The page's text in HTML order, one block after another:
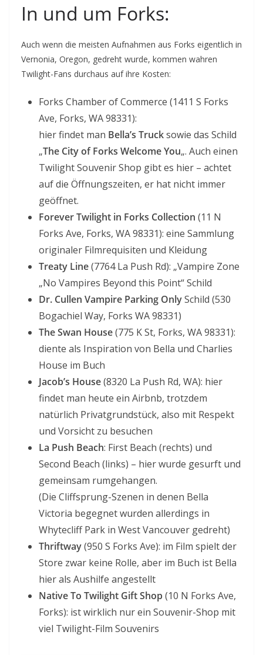
In und um Forks:
Auch wenn die meisten Aufnahmen aus Forks eigentlich in
Vernonia, Oregon, gedreht wurde, kommen wahren
Twilight-Fans durchaus auf ihre Kosten:
Forks Chamber of Commerce (1411 S Forks
Ave, Forks, WA 98331):
hier findet man Bella’s Trucksowie das Schild
„The City of Forks Welcome You„. Auch einen
Twilight Souvenir Shop gibt es hier – achtet
auf die Öffnungszeiten, er hat nicht immer
geöffnet.
Forever Twilight in Forks Collection (11 N
Forks Ave, Forks, WA 98331): eine Sammlung
originaler Filmrequisiten und Kleidung
Treaty Line(7764 La Push Rd): „Vampire Zone
„No Vampires Beyond this Point“ Schild
Dr. Cullen Vampire Parking OnlySchild (530
Bogachiel Way, Forks WA 98331)
The Swan House(775 K St, Forks, WA 98331):
diente als Inspiration von Bella und Charlies
House im Buch
Jacob’s House(8320 La Push Rd, WA): hier
findet man heute ein Airbnb, trotzdem
natürlich Privatgrundstück, also mit Respekt
und Vorsicht zu besuchen
La Push Beach: First Beach (rechts) und
Second Beach (links) – hier wurde gesurft und
gemeinsam rumgehangen.
(Die Cliffsprung-Szenen in denen Bella
Victoria begegnet wurden allerdings in
Whytecliff Park in West Vancouver gedreht)
Thriftway(950 S Forks Ave): im Film spielt der
Store zwar keine Rolle, aber im Buch ist Bella
hier als Aushilfe angestellt
Native To Twilight Gift Shop (10 N Forks Ave,
Forks): ist wirklich nur ein Souvenir-Shop mit
viel Twilight-Film Souvenirs